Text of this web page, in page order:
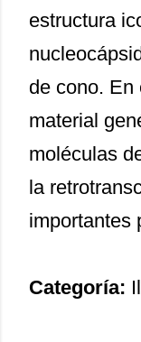
estructura
de cono. En
material
moléculas
la
importantes
Categoría: